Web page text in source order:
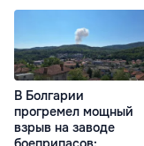
В Болгарии
прогремел мощный
взрыв на заводе